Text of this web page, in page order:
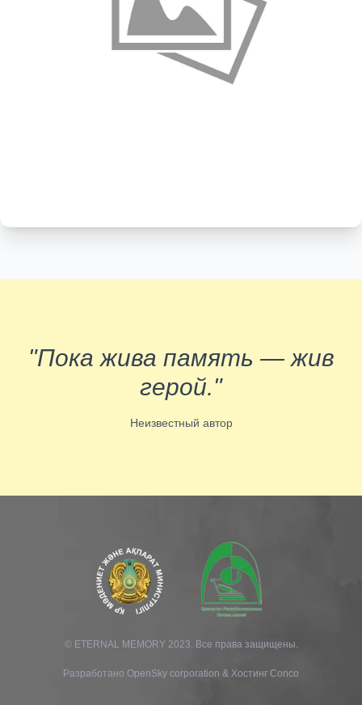
"Пока жива память — жив
герой."
Неизвестный автор
© ETERNAL MEMORY 2023. Все права защищены.
Разработано OpenSky corporation & Хостинг Conco